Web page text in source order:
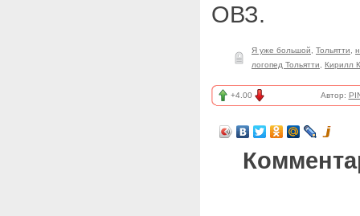
ОВЗ.
Я уже большой Тольятти
логопед Тольятти
Кирилл
+4.00 Автор: